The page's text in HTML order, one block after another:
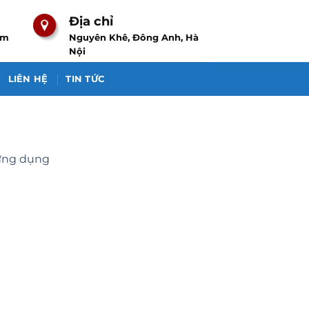
Địa chỉ
Nguyên Khê, Đông Anh, Hà
Nội
LIÊN HỆ TIN TỨC
dụng